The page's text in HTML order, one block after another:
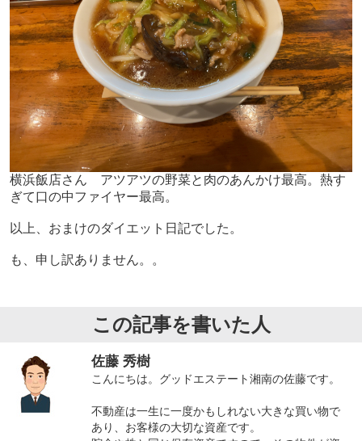
横浜飯店さん アツアツの野菜と肉のあんかけ最高。熱す
ぎて口の中ファイヤー最高。
以上、おまけのダイエット日記でした。
も、申し訳ありません。。
この記事を書いた人
佐藤 秀樹
こんにちは。グッドエステート湘南の佐藤です。
不動産は一生に一度かもしれない大きな買い物で
あり、お客様の大切な資産です。